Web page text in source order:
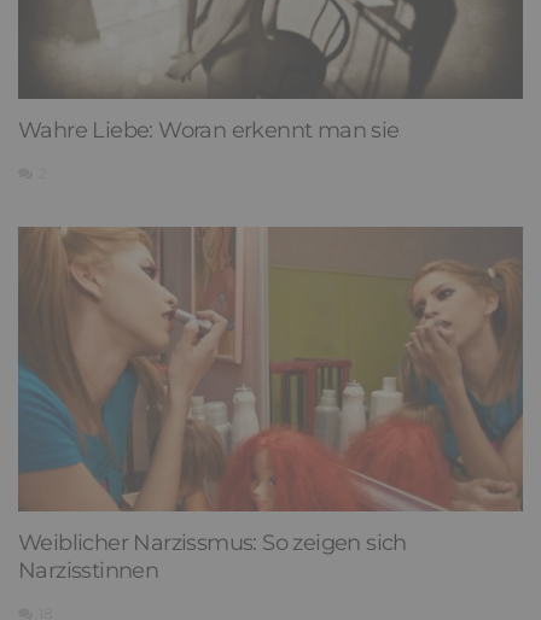
Wahre Liebe: Woran erkennt man sie
Weiblicher Narzissmus: So zeigen sich
Narzisstinnen